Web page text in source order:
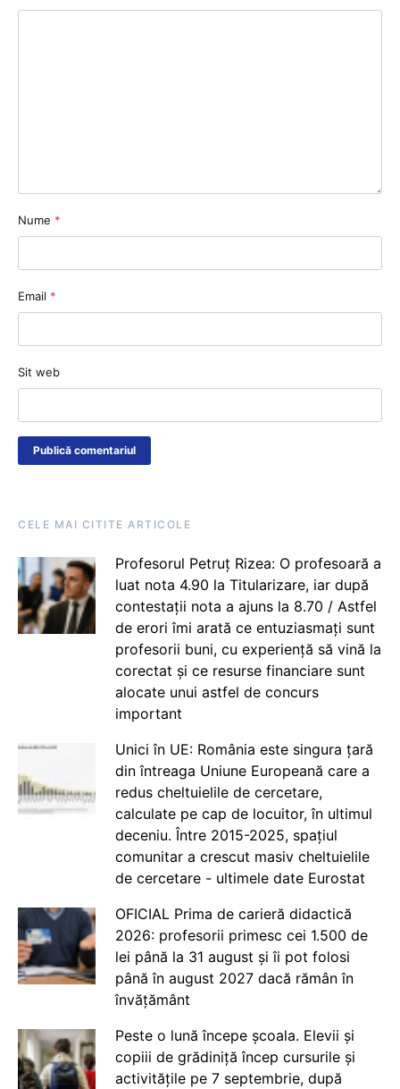
Nume *
Email *
Sit web
CELE MAI CITITE ARTICOLE
Profesorul Petruț Rizea: O profesoară a
luat nota 4.90 la Titularizare, iar după
contestații nota a ajuns la 8.70 / Astfel
de erori îmi arată ce entuziasmați sunt
profesorii buni, cu experiență să vină la
corectat și ce resurse financiare sunt
alocate unui astfel de concurs
important
Unici în UE: România este singura țară
din întreaga Uniune Europeană care a
redus cheltuielile de cercetare,
calculate pe cap de locuitor, în ultimul
deceniu. Între 2015-2025, spațiul
comunitar a crescut masiv cheltuielile
de cercetare - ultimele date Eurostat
OFICIAL Prima de carieră didactică
2026: profesorii primesc cei 1.500 de
lei până la 31 august și îi pot folosi
până în august 2027 dacă rămân în
învățământ
Peste o lună începe școala. Elevii și
copiii de grădiniță încep cursurile și
activitățile pe 7 septembrie, după